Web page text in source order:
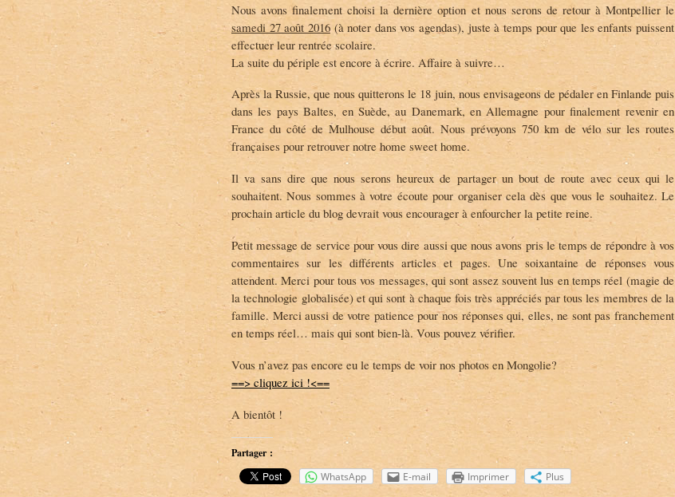
Nous avons finalement choisi la dernière option et nous serons de retour à Montpellier le
samedi 27 août 2016(à noter dans vos agendas), juste à temps pour que les enfants puissent
effectuer leur rentrée scolaire.
La suite du périple est encore à écrire. Affaire à suivre…
Après la Russie, que nous quitterons le 18 juin, nous envisageons de pédaler en Finlande puis
dans les pays Baltes, en Suède, au Danemark, en Allemagne pour finalement revenir en
France du côté de Mulhouse début août. Nous prévoyons 750 km de vélo sur les routes
françaises pour retrouver notre home sweet home.
Il va sans dire que nous serons heureux de partager un bout de route avec ceux qui le
souhaitent. Nous sommes à votre écoute pour organiser cela dès que vous le souhaitez. Le
prochain article du blog devrait vous encourager à enfourcher la petite reine.
Petit message de service pour vous dire aussi que nous avons pris le temps de répondre à vos
commentaires sur les différents articles et pages. Une soixantaine de réponses vous
attendent. Merci pour tous vos messages, qui sont assez souvent lus en temps réel (magie de
la technologie globalisée) et qui sont à chaque fois très appréciés par tous les membres de la
famille. Merci aussi de votre patience pour nos réponses qui, elles, ne sont pas franchement
en temps réel… mais qui sont bien-là. Vous pouvez vérifier.
Vous n’avez pas encore eu le temps de voir nos photos en Mongolie?
==> cliquez ici !<==
A bientôt !
Partager :
WhatsApp
E-mail Imprimer Plus